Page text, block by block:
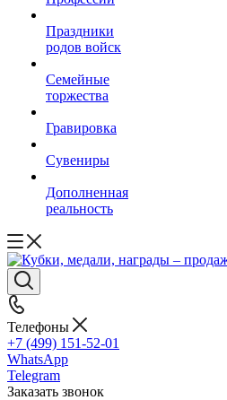
Праздники
родов войск
Семейные
торжества
Гравировка
Сувениры
Дополненная
реальность
Телефоны
+7 (499) 151-52-01
WhatsApp
Telegram
Заказать звонок